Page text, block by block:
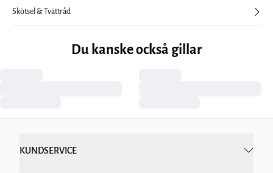
Skötsel & Tvättråd
Du kanske också gillar
KUNDSERVICE